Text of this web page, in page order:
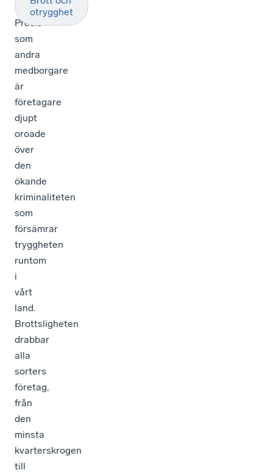
Sverige.
Precis
som
andra
medborgare
är
företagare
djupt
oroade
över
den
ökande
kriminaliteten
som
försämrar
tryggheten
runtom
i
vårt
land.
Brottsligheten
drabbar
alla
sorters
företag,
från
den
minsta
kvarterskrogen
till
otrygghet